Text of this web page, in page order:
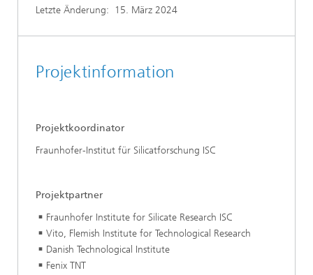
Letzte Änderung: 15. März 2024
Projektinformation
Projektkoordinator
Fraunhofer-Institut für Silicatforschung ISC
Projektpartner
Fraunhofer Institute for Silicate Research ISC
Vito, Flemish Institute for Technological Research
Danish Technological Institute
Fenix TNT